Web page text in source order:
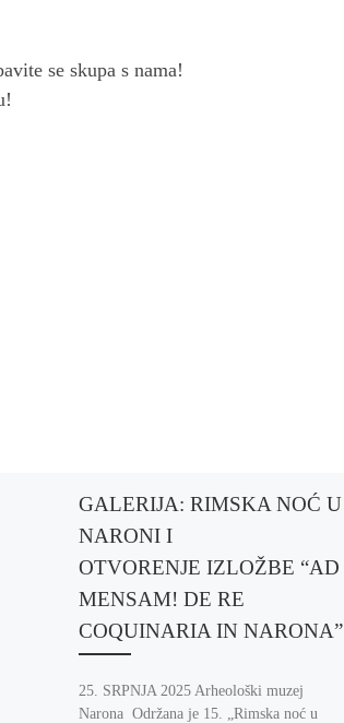
se skupa s nama!
GALERIJA: RIMSKA NOĆ U
NARONI I
OTVORENJE IZLOŽBE “AD
MENSAM! DE RE
COQUINARIA IN NARONA”
25. SRPNJA 2025 Arheološki muzej
Narona Održana je 15. „Rimska noć u